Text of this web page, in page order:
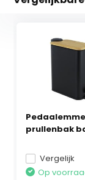
prullenbak
Vergelijk
Op